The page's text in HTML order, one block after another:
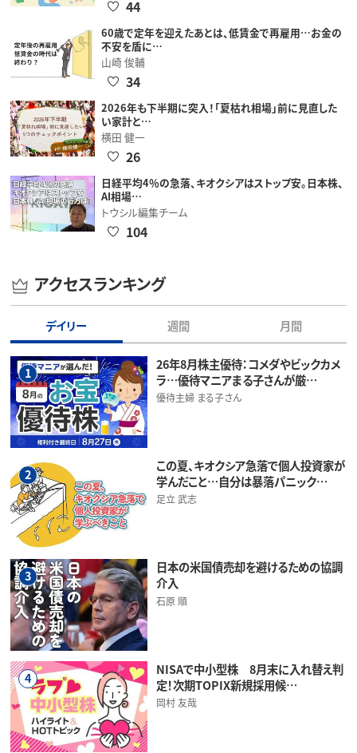
44
60歳で定年を迎えたあとは、低賃金で再雇用…お金の
不安を盾に…
山崎 俊輔
34
2026年も下半期に突入！「夏枯れ相場」前に見直した
い家計と…
横田 健一
26
日経平均4％の急落、キオクシアはストップ安。日本株、
AI相場…
トウシル編集チーム
104
アクセスランキング
デイリー 週間 月間
1
26年8月株主優待：コメダやビックカメ
ラ…優待マニアまる子さんが厳…
優待主婦 まる子さん
2
この夏、キオクシア急落で個人投資家が
学んだこと…自分は暴落パニック…
足立 武志
3
日本の米国債売却を避けるための協調
介入
石原 順
4
NISAで中小型株 8月末に入れ替え判
定！次期TOPIX新規採用候…
岡村 友哉